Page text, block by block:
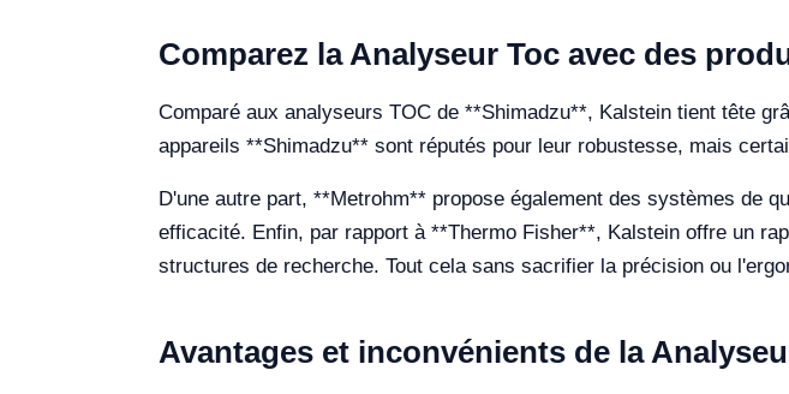
Comparez la Analyseur Toc avec des
Comparé aux analyseurs TOC de **Shimadzu**, Kalstein tient tête
appareils **Shimadzu** sont réputés pour leur robustesse, mais
D'une autre part, **Metrohm** propose également des systèmes de
efficacité. Enfin, par rapport à **Thermo Fisher**, Kalstein offre un
structures de recherche. Tout cela sans sacrifier la précision ou
Avantages et inconvénients de la